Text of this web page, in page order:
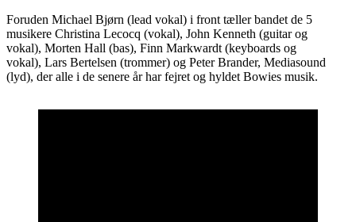
Foruden Michael Bjørn (lead vokal) i front tæller bandet de 5
musikere Christina Lecocq (vokal), John Kenneth (guitar og
vokal), Morten Hall (bas), Finn Markwardt (keyboards og
vokal), Lars Bertelsen (trommer) og Peter Brander, Mediasound
(lyd), der alle i de senere år har fejret og hyldet Bowies musik.